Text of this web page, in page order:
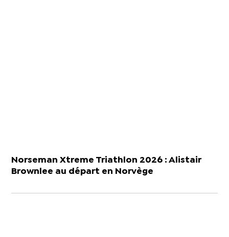
Norseman Xtreme Triathlon 2026 : Alistair
Brownlee au départ en Norvège